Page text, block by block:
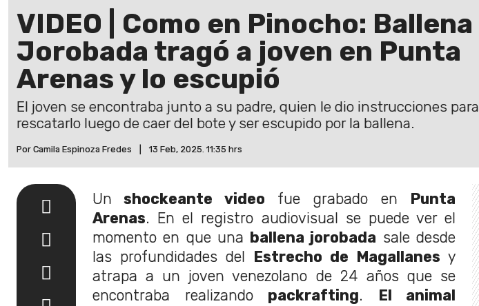
VIDEO | Como en Pinocho: Ballena
Jorobada tragó a joven en Punta
Arenas y lo escupió
El joven se encontraba junto a su padre, quien le dio instrucciones para
rescatarlo luego de caer del bote y ser escupido por la ballena.
Por Camila Espinoza Fredes 13 Feb, 2025. 11:35 hrs
Un shockeante video fue grabado en Punta
Arenas. En el registro audiovisual se puede ver el
momento en que una ballena jorobada sale desde
las profundidades del Estrecho de Magallanes y
atrapa a un joven venezolano de 24 años que se
encontraba realizando packrafting. El animal